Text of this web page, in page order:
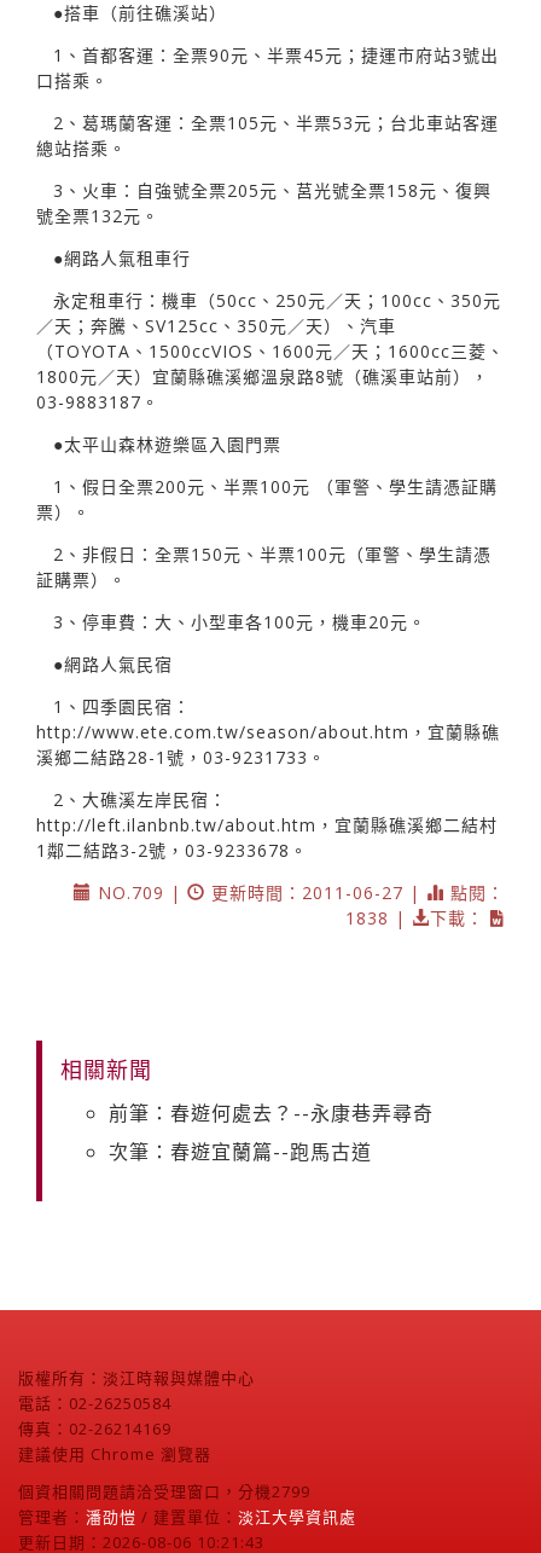
●搭車（前往礁溪站）
1、首都客運：全票90元、半票45元；捷運市府站3號出
口搭乘。
2、葛瑪蘭客運：全票105元、半票53元；台北車站客運
總站搭乘。
3、火車：自強號全票205元、莒光號全票158元、復興
號全票132元。
●網路人氣租車行
永定租車行：機車（50cc、250元／天；100cc、350元
／天；奔騰、SV125cc、350元／天）、汽車
（TOYOTA、1500ccVIOS、1600元／天；1600cc三菱、
1800元／天）宜蘭縣礁溪鄉溫泉路8號（礁溪車站前），
03-9883187。
●太平山森林遊樂區入園門票
1、假日全票200元、半票100元 （軍警、學生請憑証購
票）。
2、非假日：全票150元、半票100元（軍警、學生請憑
証購票）。
3、停車費：大、小型車各100元，機車20元。
●網路人氣民宿
1、四季園民宿：
http://www.ete.com.tw/season/about.htm，宜蘭縣礁
溪鄉二結路28-1號，03-9231733。
2、大礁溪左岸民宿：
http://left.ilanbnb.tw/about.htm，宜蘭縣礁溪鄉二結村
1鄰二結路3-2號，03-9233678。
NO.709 |
更新時間：2011-06-27 |
點閱：
1838 |
下載：
相關新聞
前筆：春遊何處去？--永康巷弄尋奇
次筆：春遊宜蘭篇--跑馬古道
版權所有：淡江時報與媒體中心
電話：02-26250584
傳真：02-26214169
建議使用 Chrome 瀏覽器
個資相關問題請洽受理窗口，分機2799
管理者： 潘劭愷 / 建置單位： 淡江大學資訊處
更新日期：2026-08-06 10:21:43